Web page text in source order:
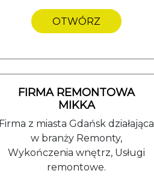
OTWÓRZ
FIRMA REMONTOWA
MIKKA
Firma z miasta Gdańsk działająca
w branży Remonty,
Wykończenia wnętrz, Usługi
remontowe.